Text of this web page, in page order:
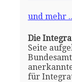
und mehr
Die
Seite
für